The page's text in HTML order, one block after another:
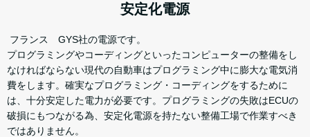
安定化電源
フランス GYS社の電源です。
プログラミングやコーディングといったコンピューターの整備をし
なければならない現代の自動車はプログラミング中に膨大な電気消
費をします。確実なプログラミング・コーディングをするために
は、十分安定した電力が必要です。プログラミングの失敗はECUの
破損にもつながる為、安定化電源を持たない整備工場で作業すべき
ではありません。